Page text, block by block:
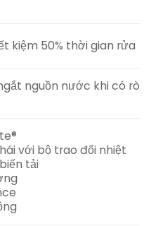
kiệm 50% thời gian rửa
nguồn nước khi có rò
với bộ trao đổi nhiệt
tải